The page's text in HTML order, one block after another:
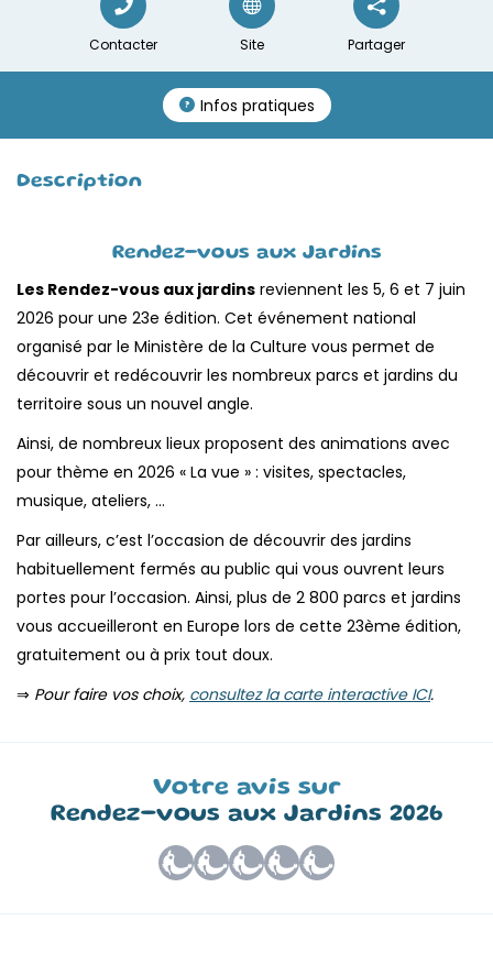
Contacter Site Partager
Infos pratiques
Description
Rendez-vous aux Jardins
Les Rendez-vous aux jardins reviennent les 5, 6 et 7 juin
2026 pour une 23e édition. Cet événement national
organisé par le Ministère de la Culture vous permet de
découvrir et redécouvrir les nombreux parcs et jardins du
territoire sous un nouvel angle.
Ainsi, de nombreux lieux proposent des animations avec
pour thème en 2026 « La vue » : visites, spectacles,
musique, ateliers, …
Par ailleurs, c’est l’occasion de découvrir des jardins
habituellement fermés au public qui vous ouvrent leurs
portes pour l’occasion. Ainsi, plus de 2 800 parcs et jardins
vous accueilleront en Europe lors de cette 23ème édition,
gratuitement ou à prix tout doux.
⇒ Pour faire vos choix, consultez la carte interactive ICI.
Votre avis sur
Rendez-vous aux Jardins 2026